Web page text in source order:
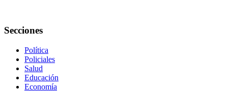
Secciones
Política
Policiales
Salud
Educación
Economía